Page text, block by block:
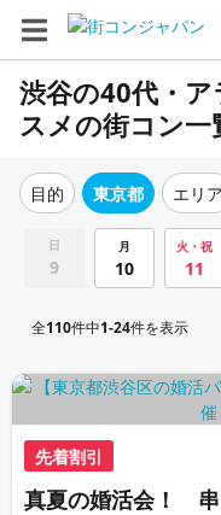
渋谷の40代・
スメの街コン一
目的 東京都 エリア
日
9
月
10
火・祝
11
全110件中1-24件を表示
先着割引
真夏の婚活会！ 串